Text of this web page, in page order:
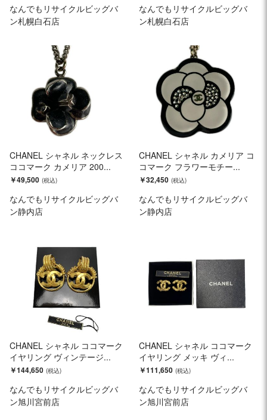
なんでもリサイクルビッグバ
ン札幌白石店
なんでもリサイクルビッグバ
ン札幌白石店
CHANEL シャネル ネックレス
ココマーク カメリア 200...
￥49,500
なんでもリサイクルビッグバ
ン静内店
CHANEL シャネル カメリア コ
コマーク フラワーモチー...
￥32,450
なんでもリサイクルビッグバ
ン静内店
CHANEL シャネル ココマーク
イヤリング ヴィンテージ...
￥144,650
なんでもリサイクルビッグバ
ン旭川宮前店
CHANEL シャネル ココマーク
イヤリング メッキ ヴィ...
￥111,650
なんでもリサイクルビッグバ
ン旭川宮前店